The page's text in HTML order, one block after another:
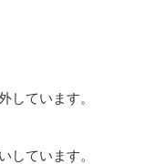
しています。
しています。